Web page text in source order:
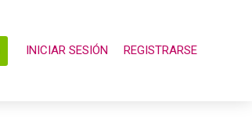
INICIAR SESIÓN REGISTRARSE